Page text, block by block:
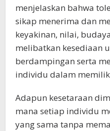
menjelaskan bahwa
sikap menerima dan
keyakinan, nilai,
melibatkan kesediaan
berdampingan serta
individu dalam
Adapun kesetaraan
mana setiap individu
yang sama tanpa